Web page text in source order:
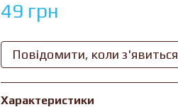
49 грн
Повідомити, коли з'явиться
Характеристики